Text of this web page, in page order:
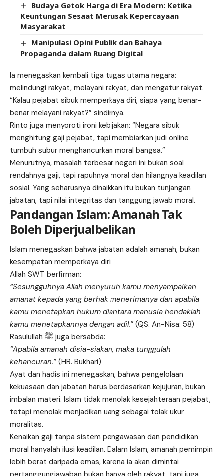
Budaya Getok Harga di Era Modern: Ketika
Keuntungan Sesaat Merusak Kepercayaan
Masyarakat
Manipulasi Opini Publik dan Bahaya
Propaganda dalam Ruang Digital
Ia menegaskan kembali tiga tugas utama negara:
melindungi rakyat, melayani rakyat, dan mengatur rakyat.
“Kalau pejabat sibuk memperkaya diri, siapa yang benar-
benar melayani rakyat?” sindirnya.
Rinto juga menyoroti ironi kebijakan: “Negara sibuk
menghitung gaji pejabat, tapi membiarkan judi online
tumbuh subur menghancurkan moral bangsa.”
Menurutnya, masalah terbesar negeri ini bukan soal
rendahnya gaji, tapi rapuhnya moral dan hilangnya keadilan
sosial. Yang seharusnya dinaikkan itu bukan tunjangan
jabatan, tapi nilai integritas dan tanggung jawab moral.
Pandangan Islam: Amanah Tak
Boleh Diperjualbelikan
Islam menegaskan bahwa jabatan adalah amanah, bukan
kesempatan memperkaya diri.
Allah SWT berfirman:
“Sesungguhnya Allah menyuruh kamu menyampaikan
amanat kepada yang berhak menerimanya dan apabila
kamu menetapkan hukum diantara manusia hendaklah
kamu menetapkannya dengan adil.” (QS. An-Nisa: 58)
Rasulullah ﷺ juga bersabda:
“Apabila amanah disia-siakan, maka tunggulah
kehancuran.” (HR. Bukhari)
Ayat dan hadis ini menegaskan, bahwa pengelolaan
kekuasaan dan jabatan harus berdasarkan kejujuran, bukan
imbalan materi. Islam tidak menolak kesejahteraan pejabat,
tetapi menolak menjadikan uang sebagai tolak ukur
moralitas.
Kenaikan gaji tanpa sistem pengawasan dan pendidikan
moral hanyalah ilusi keadilan. Dalam Islam, amanah pemimpin
lebih berat daripada emas, karena ia akan dimintai